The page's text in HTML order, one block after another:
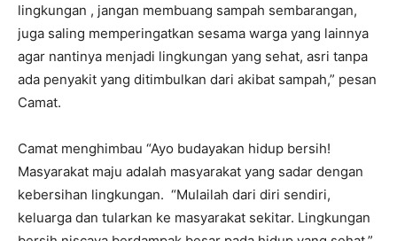
lingkungan , jangan membuang sampah sembarangan,
juga saling memperingatkan sesama warga yang lainnya
agar nantinya menjadi lingkungan yang sehat, asri tanpa
ada penyakit yang ditimbulkan dari akibat sampah,” pesan
Camat.
Camat menghimbau “Ayo budayakan hidup bersih!
Masyarakat maju adalah masyarakat yang sadar dengan
kebersihan lingkungan. “Mulailah dari diri sendiri,
keluarga dan tularkan ke masyarakat sekitar. Lingkungan